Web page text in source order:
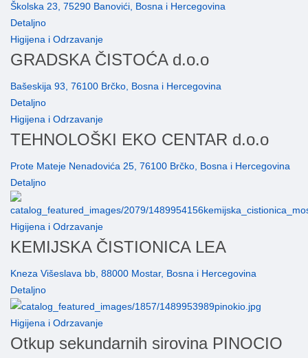
Školska 23, 75290 Banovići, Bosna i Hercegovina
Detaljno
Higijena i Odrzavanje
GRADSKA ČISTOĆA d.o.o
Bašeskija 93, 76100 Brčko, Bosna i Hercegovina
Detaljno
Higijena i Odrzavanje
TEHNOLOŠKI EKO CENTAR d.o.o
Prote Mateje Nenadovića 25, 76100 Brčko, Bosna i Hercegovina
Detaljno
Higijena i Odrzavanje
KEMIJSKA ČISTIONICA LEA
Kneza Višeslava bb, 88000 Mostar, Bosna i Hercegovina
Detaljno
Higijena i Odrzavanje
Otkup sekundarnih sirovina PINOCIO